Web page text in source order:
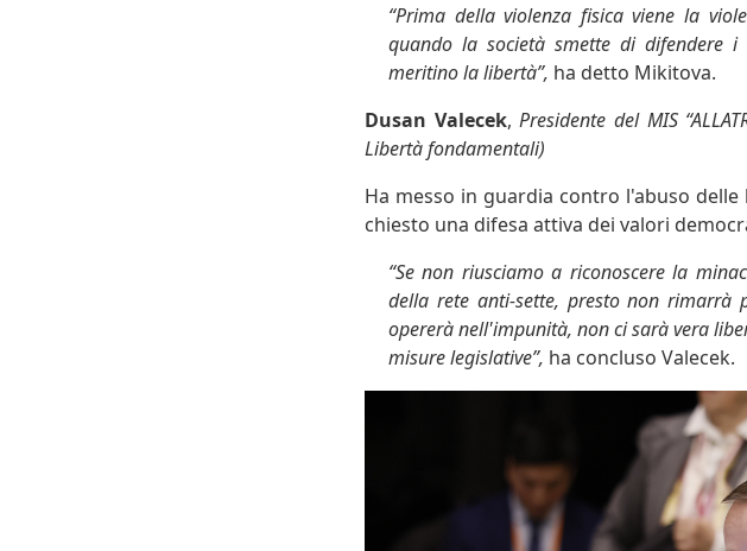
“Prima della violenza fisica viene la
quando la società smette di difendere
meritino la libertà”, ha detto Mikitova.
Dusan Valecek,Presidente del MIS
Libertà fondamentali)
Ha messo in guardia contro l'abuso
chiesto una difesa attiva dei valori
“Se non riusciamo a riconoscere la
della rete anti-sette, presto non rimarrà
opererà nell'impunità, non ci sarà vera
misure legislative”, ha concluso Valecek.